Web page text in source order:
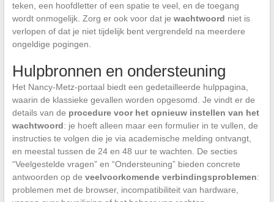
teken, een hoofdletter of een spatie te veel, en de toegang
wordt onmogelijk. Zorg er ook voor dat je wachtwoord niet is
verlopen of dat je niet tijdelijk bent vergrendeld na meerdere
ongeldige pogingen.
Hulpbronnen en ondersteuning
Het Nancy-Metz-portaal biedt een gedetailleerde hulppagina,
waarin de klassieke gevallen worden opgesomd. Je vindt er de
details van de procedure voor het opnieuw instellen van het
wachtwoord: je hoeft alleen maar een formulier in te vullen, de
instructies te volgen die je via academische melding ontvangt,
en meestal tussen de 24 en 48 uur te wachten. De secties
“Veelgestelde vragen” en “Ondersteuning” bieden concrete
antwoorden op de veelvoorkomende verbindingsproblemen:
problemen met de browser, incompatibiliteit van hardware,